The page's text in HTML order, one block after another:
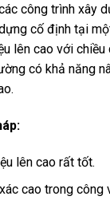
công trình xây
cố định tại
lên cao với chiều
có khả năng
lên cao rất tốt.
cao trong công